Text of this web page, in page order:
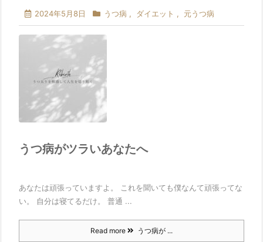
2024年5月8日 うつ病 , ダイエット , 元うつ病
うつ病がツラいあなたへ
あなたは頑張っていますよ。 これを聞いても僕なんて頑張ってな
い。 自分は寝てるだけ。 普通 ...
Read more うつ病が ...